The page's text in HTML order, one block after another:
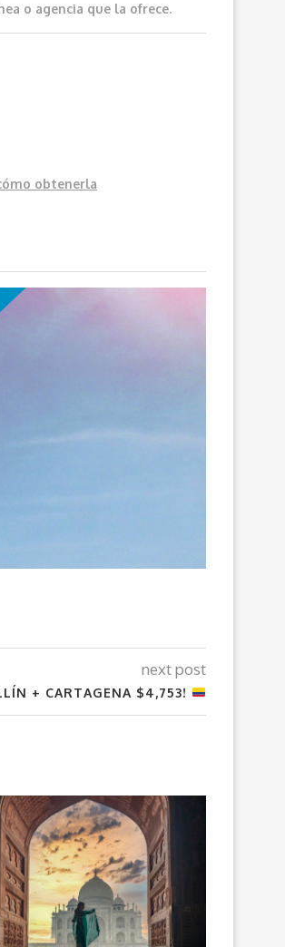
o agencia que la ofrece.
obtenerla
next post
+ CARTAGENA $4,753!